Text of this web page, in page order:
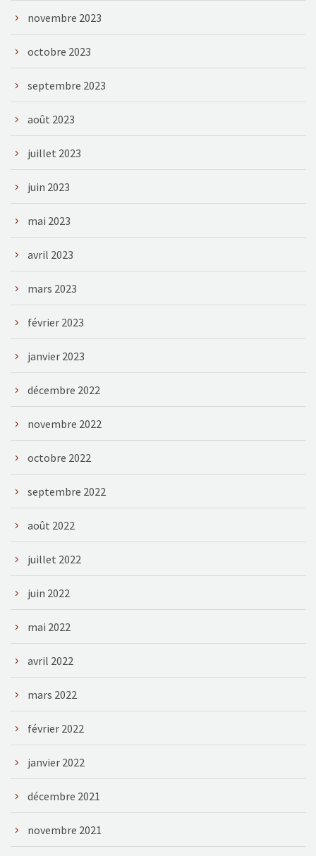
novembre 2023
octobre 2023
septembre 2023
août 2023
juillet 2023
juin 2023
mai 2023
avril 2023
mars 2023
février 2023
janvier 2023
décembre 2022
novembre 2022
octobre 2022
septembre 2022
août 2022
juillet 2022
juin 2022
mai 2022
avril 2022
mars 2022
février 2022
janvier 2022
décembre 2021
novembre 2021